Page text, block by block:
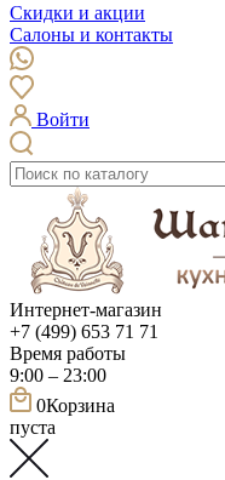
Скидки и акции
Салоны и контакты
Войти
Интернет-магазин
+7 (499) 653 71 71
Время работы
9:00 – 23:00
0Корзина
пуста